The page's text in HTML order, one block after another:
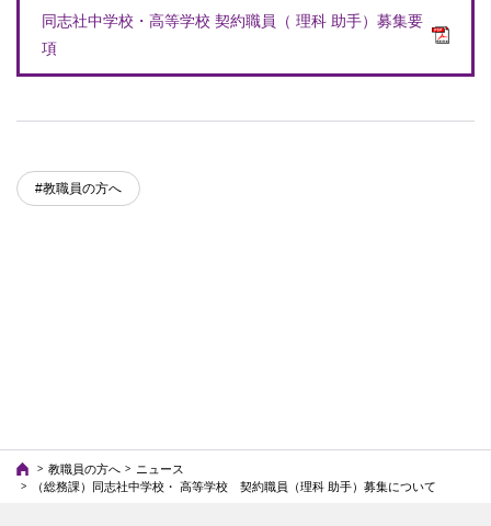
同志社中学校・高等学校 契約職員（ 理科 助手）募集要
項
#教職員の方へ
教職員の方へ
ニュース
（総務課）同志社中学校・ 高等学校 契約職員（理科 助手）募集について